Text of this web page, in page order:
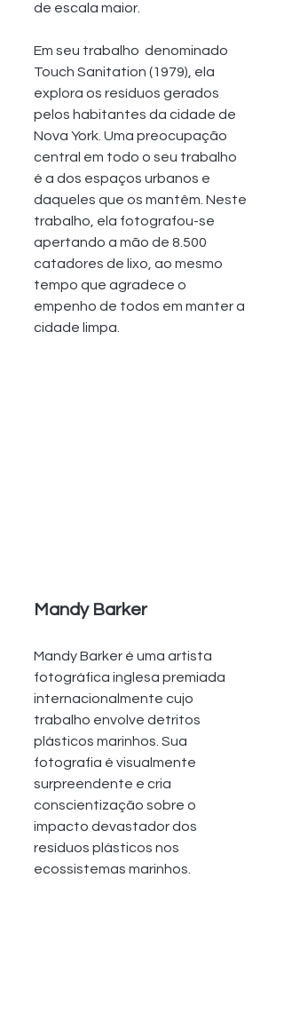
de escala maior.
Em seu trabalho  denominado
Touch Sanitation (1979), ela
explora os resíduos gerados
pelos habitantes da cidade de
Nova York. Uma preocupação
central em todo o seu trabalho
é a dos espaços urbanos e
daqueles que os mantêm. Neste
trabalho, ela fotografou-se
apertando a mão de 8.500
catadores de lixo, ao mesmo
tempo que agradece o
empenho de todos em manter a
cidade limpa.
Mandy Barker
Mandy Barker é uma artista
fotográfica inglesa premiada
internacionalmente cujo
trabalho envolve detritos
plásticos marinhos. Sua
fotografia é visualmente
surpreendente e cria
conscientização sobre o
impacto devastador dos
resíduos plásticos nos
ecossistemas marinhos.